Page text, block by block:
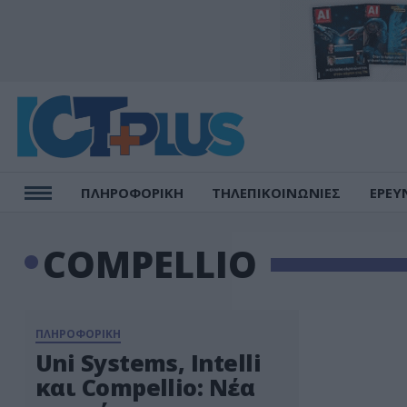
ΠΛΗΡΟΦΟΡΙΚΗ ΤΗΛΕΠΙΚΟΙΝΩΝΙΕΣ
COMPELLIO
ΠΛΗΡΟΦΟΡΙΚΗ
Uni Systems, Intelli
και Compellio: Νέα